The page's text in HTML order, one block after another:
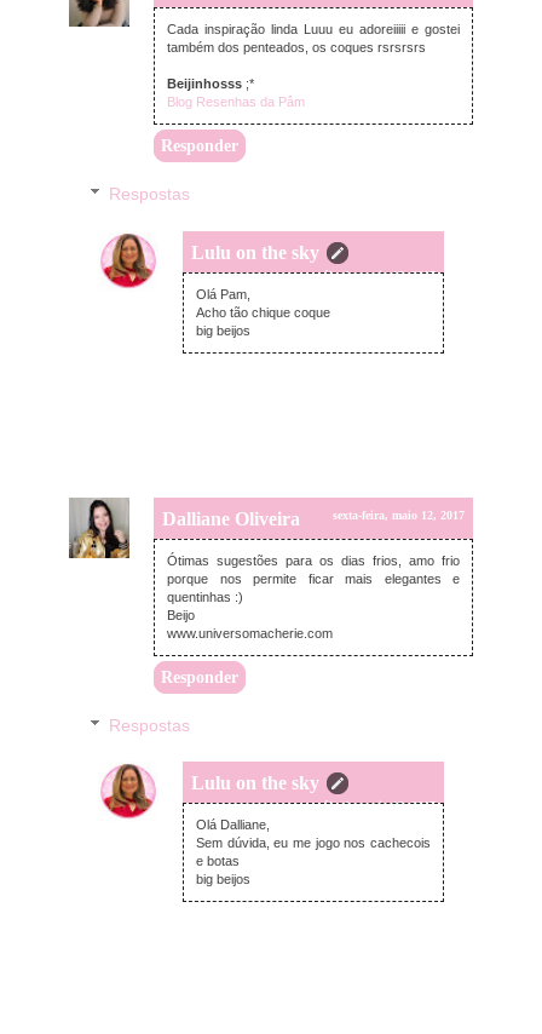
Cada inspiração linda Luuu eu adoreiiiii e gostei
também dos penteados, os coques rsrsrsrs
Beijinhosss ;*
Blog Resenhas da Pâm
Responder
Respostas
Lulu on the sky
sábado, maio 13, 2017
Olá Pam,
Acho tão chique coque
big beijos
Dalliane Oliveira sexta-feira, maio 12, 2017
Ótimas sugestões para os dias frios, amo frio
porque nos permite ficar mais elegantes e
quentinhas :)
Beijo
www.universomacherie.com
Responder
Respostas
Lulu on the sky
sábado, maio 13, 2017
Olá Dalliane,
Sem dúvida, eu me jogo nos cachecois
e botas
big beijos